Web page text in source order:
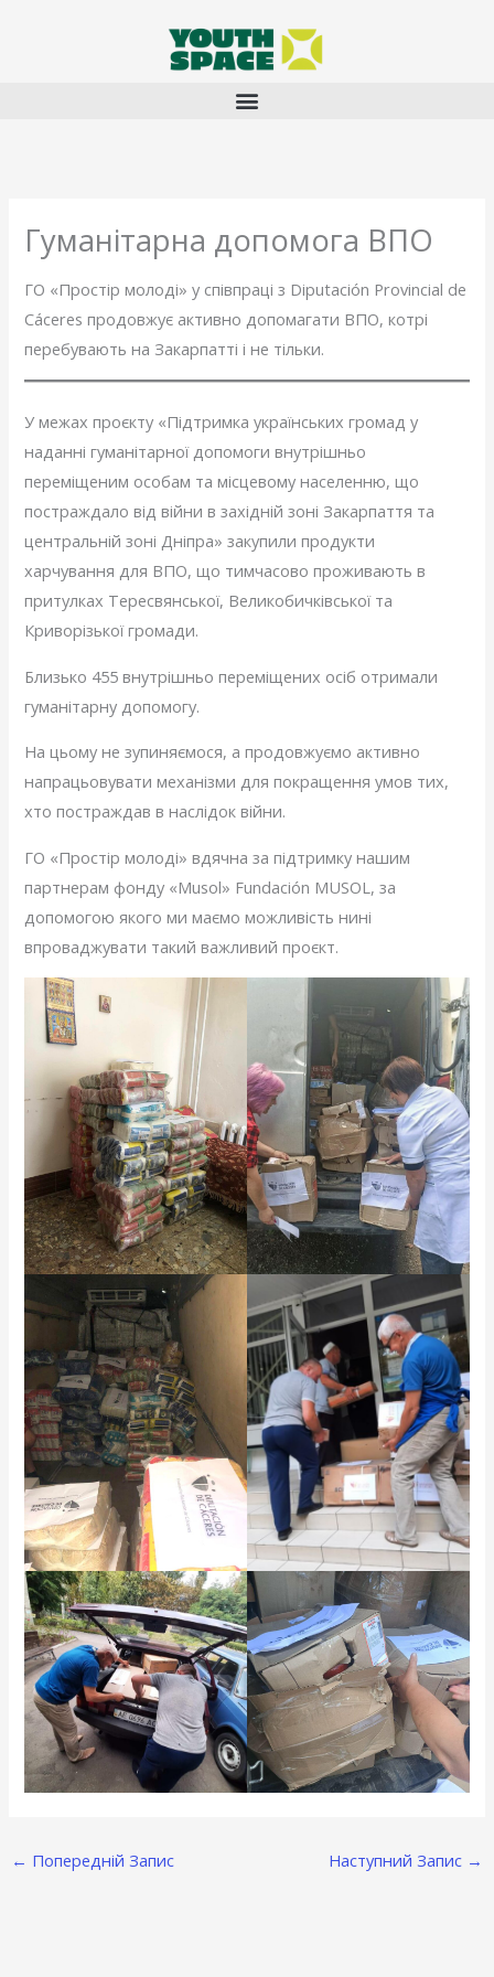
Гуманітарна допомога ВПО
ГО «Простір молоді» у співпраці з Diputación Provincial de
Cáceres продовжує активно допомагати ВПО, котрі
перебувають на Закарпатті і не тільки.
У межах проєкту «Підтримка українських громад у
наданні гуманітарної допомоги внутрішньо
переміщеним особам та місцевому населенню, що
постраждало від війни в західній зоні Закарпаття та
центральній зоні Дніпра» закупили продукти
харчування для ВПО, що тимчасово проживають в
притулках Тересвянської, Великобичківської та
Криворізької громади.
Близько 455 внутрішньо переміщених осіб отримали
гуманітарну допомогу.
На цьому не зупиняємося, а продовжуємо активно
напрацьовувати механізми для покращення умов тих,
хто постраждав в наслідок війни.
ГО «Простір молоді» вдячна за підтримку нашим
партнерам фонду «Musol» Fundación MUSOL, за
допомогою якого ми маємо можливість нині
впроваджувати такий важливий проєкт.
← Попередній Запис Наступний Запис →